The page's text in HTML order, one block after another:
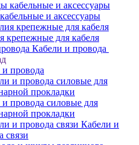
и аксессуары
крепежные для кабеля
Кабели и провода
провода
провода силовые для
прокладки
Кабели и
связи